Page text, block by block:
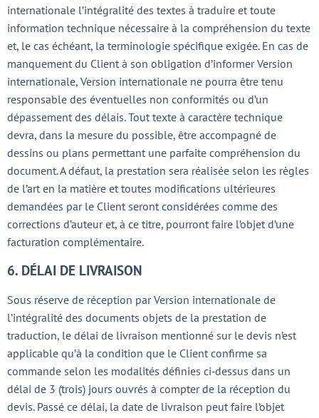
internationale l’intégralité des textes à traduire et toute
information technique nécessaire à la compréhension du texte
et, le cas échéant, la terminologie spécifique exigée. En cas de
manquement du Client à son obligation d’informer Version
internationale, Version internationale ne pourra être tenu
responsable des éventuelles non conformités ou d’un
dépassement des délais. Tout texte à caractère technique
devra, dans la mesure du possible, être accompagné de
dessins ou plans permettant une parfaite compréhension du
document. A défaut, la prestation sera réalisée selon les règles
de l’art en la matière et toutes modifications ultérieures
demandées par le Client seront considérées comme des
corrections d’auteur et, à ce titre, pourront faire l’objet d’une
facturation complémentaire.
6. DÉLAI DE LIVRAISON
Sous réserve de réception par Version internationale de
l’intégralité des documents objets de la prestation de
traduction, le délai de livraison mentionné sur le devis n’est
applicable qu’à la condition que le Client confirme sa
commande selon les modalités définies ci‑dessus dans un
délai de 3 (trois) jours ouvrés à compter de la réception du
devis. Passé ce délai, la date de livraison peut faire l’objet